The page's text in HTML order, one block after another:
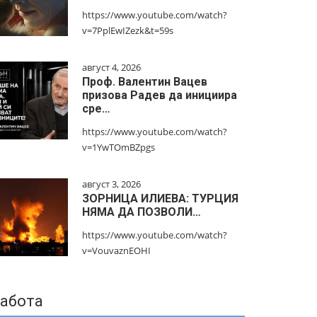
https://www.youtube.com/watch?
v=7PplEwIZezk&t=59s
август 4, 2026
Проф. Валентин Вацев
призова Радев да инициира
сре…
https://www.youtube.com/watch?
v=1YwTOmBZpgs
август 3, 2026
ЗОРНИЦА ИЛИЕВА: ТУРЦИЯ
НЯМА ДА ПОЗВОЛИ…
https://www.youtube.com/watch?
v=VouvaznEOHI